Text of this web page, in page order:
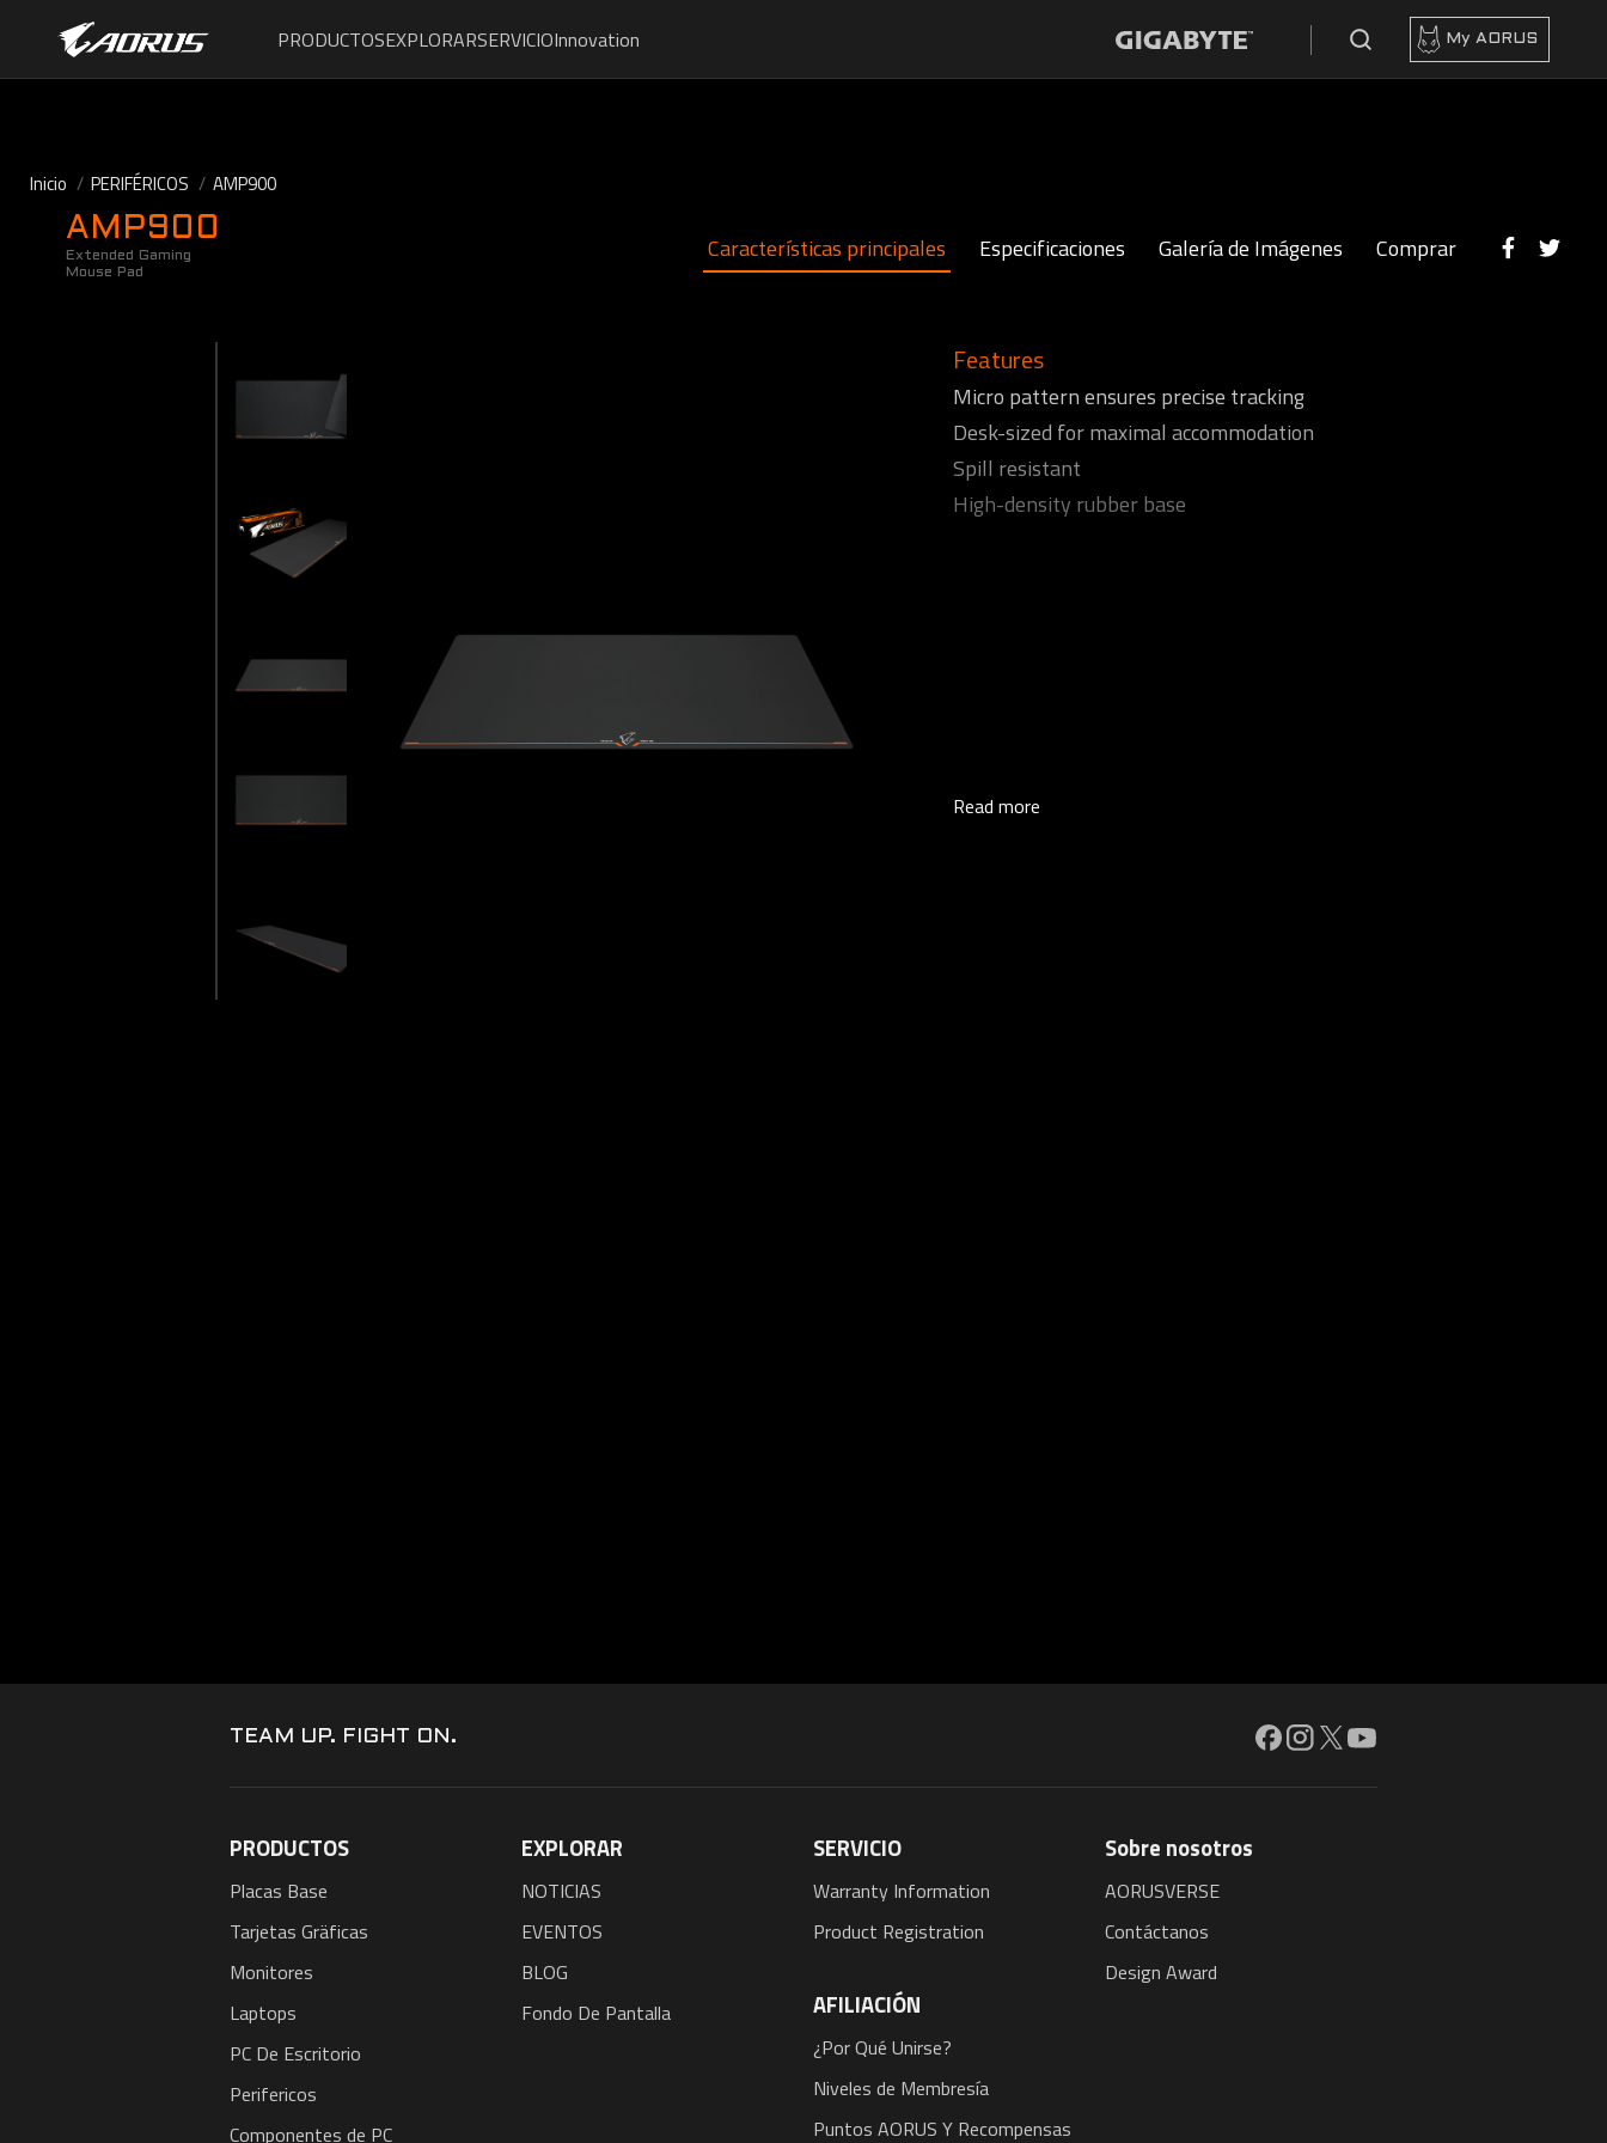
PRODUCTOSEXPLORARSERVICIOInnovation My AORUS
Inicio PERIFÉRICOS AMP900
AMP900
Extended Gaming
Mouse Pad
Características principales Especificaciones Galería de Imágenes Comprar
Features
Micro pattern ensures precise tracking
Desk-sized for maximal accommodation
Spill resistant
High-density rubber base
Read more
TEAM UP. FIGHT ON.
PRODUCTOS
Placas Base
Tarjetas Gräficas
Monitores
Laptops
PC De Escritorio
Perifericos
Componentes de PC
EXPLORAR
NOTICIAS
EVENTOS
BLOG
Fondo De Pantalla
SERVICIO
Warranty Information
Product Registration
AFILIACIÓN
¿Por Qué Unirse?
Niveles de Membresía
Puntos AORUS Y Recompensas
Sobre nosotros
AORUSVERSE
Contáctanos
Design Award